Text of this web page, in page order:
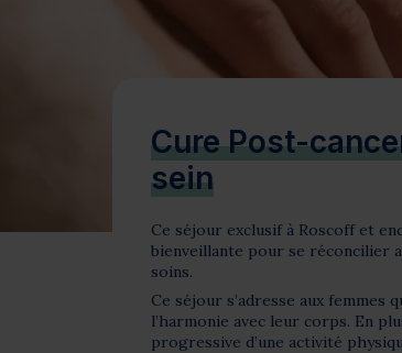
Cure Post-
sein
Ce séjour exclusif à Roscoff et
bienveillante pour se réconcilier
soins.
Ce séjour s’adresse aux
l’harmonie avec leur corps. En
progressive d’une activité